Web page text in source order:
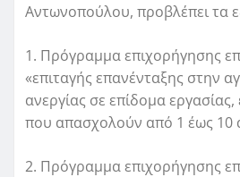
Αντωνοπούλου, προβλέπει τα
1. Πρόγραμμα επιχορήγησης
«επιταγής επανένταξης στην
ανεργίας σε επίδομα
που απασχολούν από 1 έως 10
2. Πρόγραμμα επιχορήγησης